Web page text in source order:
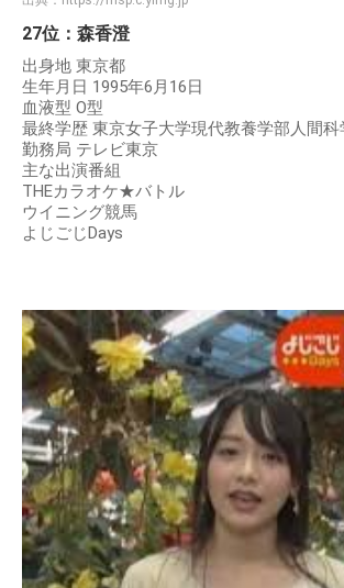
27位：森香澄
出身地 東京都
生年月日 1995年6月16日
血液型 O型
最終学歴 東京女子大学現代教養学部人間科
勤務局 テレビ東京
主な出演番組
THEカラオケ★バトル
ウイニング競馬
よじごじDays